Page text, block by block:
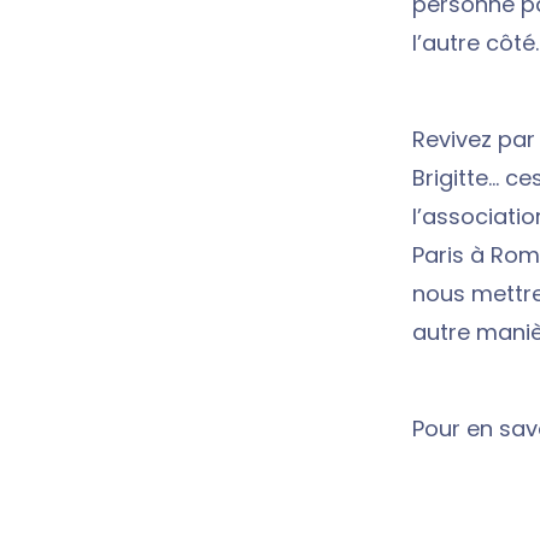
l’autre
Revivez
Brigitte…
Paris à
nous
autre
Pour en